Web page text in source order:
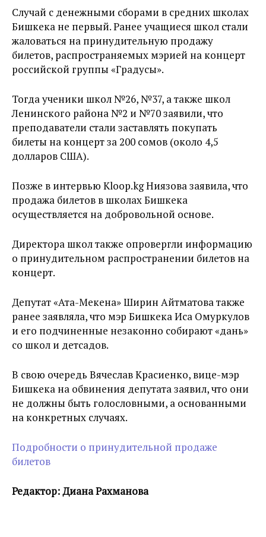
Случай с денежными сборами в средних школах
Бишкека не первый. Ранее учащиеся школ стали
жаловаться на принудительную продажу
билетов, распространяемых мэрией на концерт
российской группы «Градусы».
Тогда ученики школ №26, №37, а также школ
Ленинского района №2 и №70 заявили, что
преподаватели стали заставлять покупать
билеты на концерт за 200 сомов (около 4,5
долларов США).
Позже в интервью Kloop.kg Ниязова заявила, что
продажа билетов в школах Бишкека
осуществляется на добровольной основе.
Директора школ также опровергли информацию
о принудительном распространении билетов на
концерт.
Депутат «Ата-Мекена» Ширин Айтматова также
ранее заявляла, что мэр Бишкека Иса Омуркулов
и его подчиненные незаконно собирают «дань»
со школ и детсадов.
В свою очередь Вячеслав Красиенко, вице-мэр
Бишкека на обвинения депутата заявил, что они
не должны быть голословными, а основанными
на конкретных случаях.
Подробности о принудительной продаже
билетов
Редактор: Диана Рахманова